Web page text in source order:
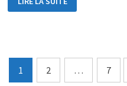
PROGRAMME
MOSELLE
Pagination
1 2 … 7